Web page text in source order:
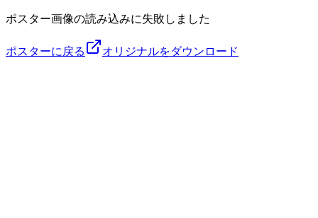
ポスター画像の読み込みに失敗しました
ポスターに戻る オリジナルをダウンロード